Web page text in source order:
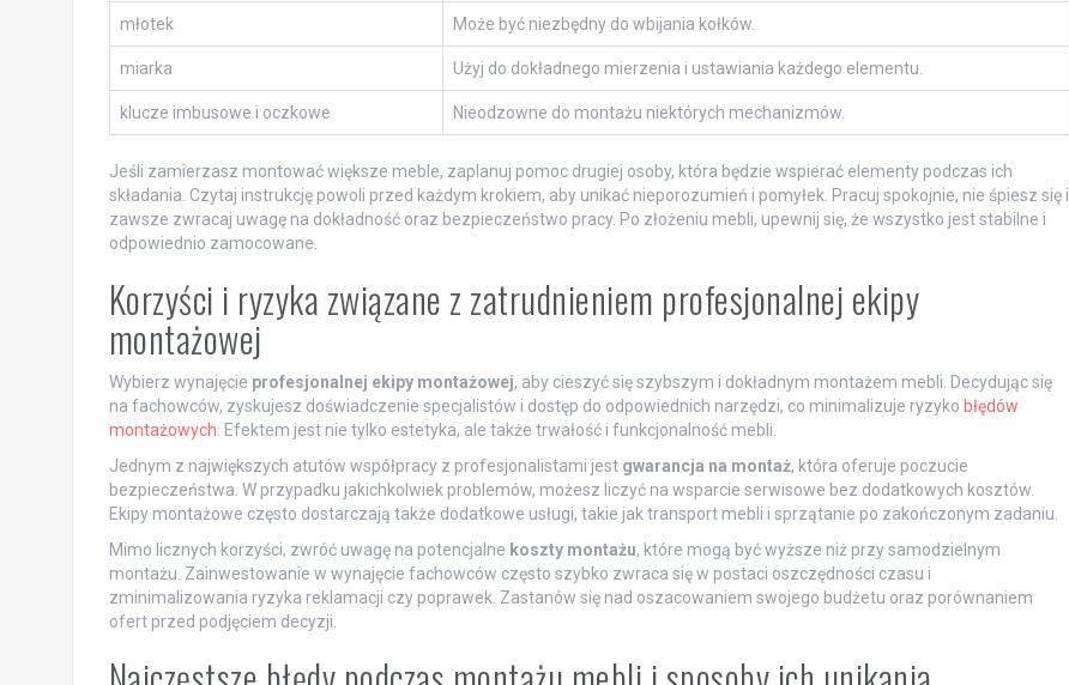
młotek Może być niezbędny do wbijania kołków.
miarka Użyj do dokładnego mierzenia i ustawiania każdego elementu.
klucze imbusowe i oczkowe Nieodzowne do montażu niektórych mechanizmów.
Jeśli zamierzasz montować większe meble, zaplanuj pomoc drugiej osoby, która będzie wspierać elementy podczas ich
składania. Czytaj instrukcję powoli przed każdym krokiem, aby unikać nieporozumień i pomyłek. Pracuj spokojnie, nie śpiesz się i
zawsze zwracaj uwagę na dokładność oraz bezpieczeństwo pracy. Po złożeniu mebli, upewnij się, że wszystko jest stabilne i
odpowiednio zamocowane.
Korzyści i ryzyka związane z zatrudnieniem profesjonalnej ekipy
montażowej
Wybierz wynajęcie profesjonalnej ekipy montażowej, aby cieszyć się szybszym i dokładnym montażem mebli. Decydując się
na fachowców, zyskujesz doświadczenie specjalistów i dostęp do odpowiednich narzędzi, co minimalizuje ryzyko błędów
montażowych . Efektem jest nie tylko estetyka, ale także trwałość i funkcjonalność mebli.
Jednym z największych atutów współpracy z profesjonalistami jest gwarancja na montaż, która oferuje poczucie
bezpieczeństwa. W przypadku jakichkolwiek problemów, możesz liczyć na wsparcie serwisowe bez dodatkowych kosztów.
Ekipy montażowe często dostarczają także dodatkowe usługi, takie jak transport mebli i sprzątanie po zakończonym zadaniu.
Mimo licznych korzyści, zwróć uwagę na potencjalne koszty montażu, które mogą być wyższe niż przy samodzielnym
montażu. Zainwestowanie w wynajęcie fachowców często szybko zwraca się w postaci oszczędności czasu i
zminimalizowania ryzyka reklamacji czy poprawek. Zastanów się nad oszacowaniem swojego budżetu oraz porównaniem
ofert przed podjęciem decyzji.